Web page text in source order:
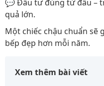
💬 Đầu tư đúng từ đầu –
quả lớn.
Một chiếc chậu chuẩn sẽ
bếp đẹp hơn mỗi năm.
Xem thêm bài viết